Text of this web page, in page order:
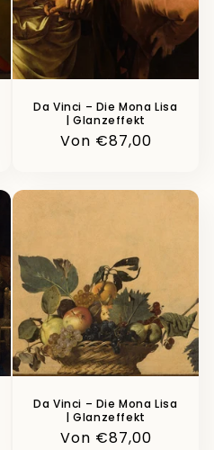
Da Vinci – Die Mona Lisa
| Glanzeffekt
Normaler
Von €87,00
Da Vinci – Die Mona Lisa
| Glanzeffekt
Normaler
Von €87,00